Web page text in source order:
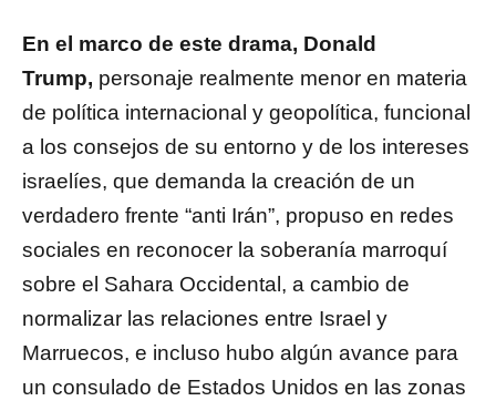
En el marco de este drama, Donald
Trump, personaje realmente menor en materia
de política internacional y geopolítica, funcional
a los consejos de su entorno y de los intereses
israelíes, que demanda la creación de un
verdadero frente “anti Irán”, propuso en redes
sociales en reconocer la soberanía marroquí
sobre el Sahara Occidental, a cambio de
normalizar las relaciones entre Israel y
Marruecos, e incluso hubo algún avance para
un consulado de Estados Unidos en las zonas